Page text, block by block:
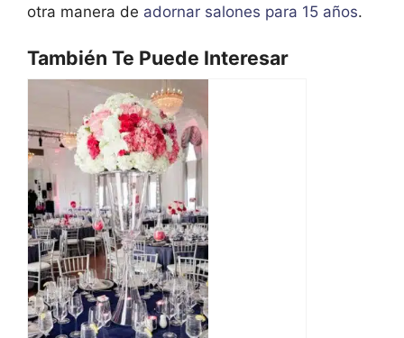
otra manera de adornar salones para 15 años.
También Te Puede Interesar